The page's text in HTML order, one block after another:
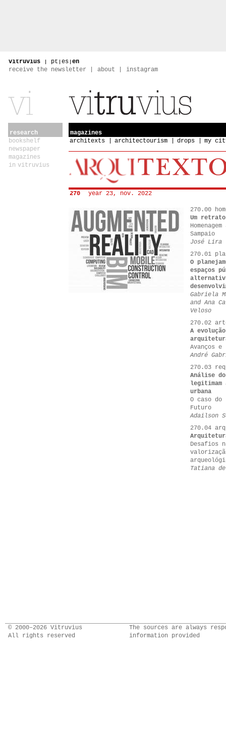
vitruvius | pt | es | en
receive the newsletter
about instagram
research
bookshelf
newspaper
magazines
in vitruvius
magazines
architexts
architectourism drops my
270 year 23, nov. 2022
270.00
Um retrato
Sampaio
José Lira
270.01
O
espaços
Gabriela
and Ana
Veloso
270.02
A
Avanços
André
270.03
Análise
urbana
O caso
Futuro
Adailson
270.04
Desafios
Tatiana
© 2000–2026 Vitruvius
All rights reserved
The sources are always
information provided